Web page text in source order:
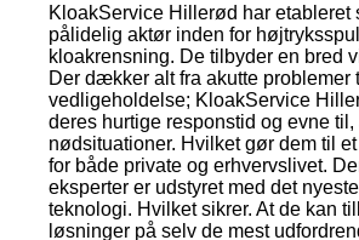
KloakService Hillerød har etableret
pålidelig aktør inden for
kloakrensning. De tilbyder en bred
Der dækker alt fra akutte problemer
vedligeholdelse; KloakService
deres hurtige responstid og evne til,
nødsituationer. Hvilket gør dem til
for både private og erhvervslivet.
eksperter er udstyret med det
teknologi. Hvilket sikrer. At de kan
løsninger på selv de mest